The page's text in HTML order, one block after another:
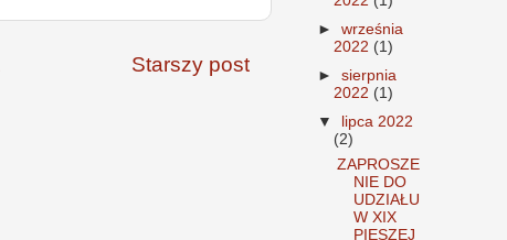
Starszy post
►września
2022 (1)
►sierpnia
2022 (1)
▼
lipca 2022
(2)
ZAPROSZE
NIE DO
UDZIAŁU
W XIX
PIESZEJ